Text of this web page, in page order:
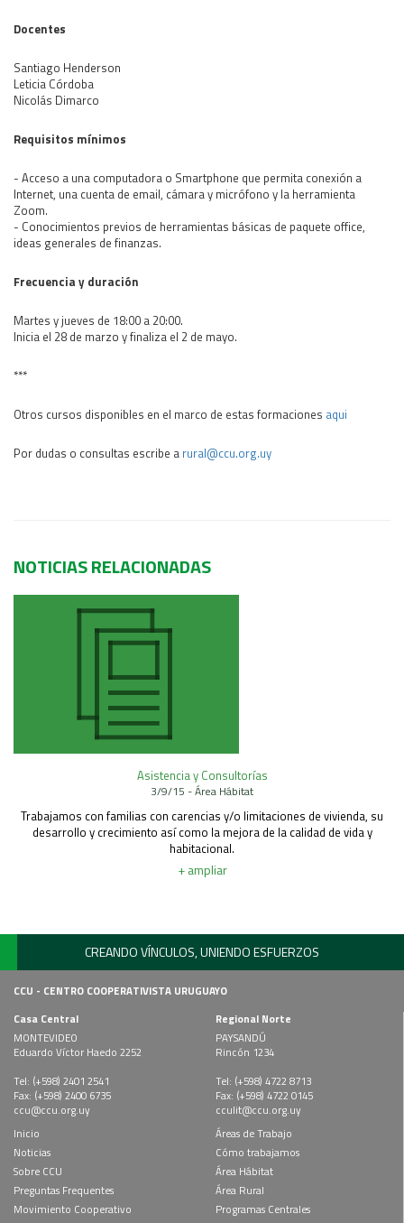
Docentes
Santiago Henderson
Leticia Córdoba
Nicolás Dimarco
Requisitos mínimos
- Acceso a una computadora o Smartphone que permita conexión a
Internet, una cuenta de email, cámara y micrófono y la herramienta
Zoom.
- Conocimientos previos de herramientas básicas de paquete office,
ideas generales de finanzas.
Frecuencia y duración
Martes y jueves de 18:00 a 20:00.
Inicia el 28 de marzo y finaliza el 2 de mayo.
***
Otros cursos disponibles en el marco de estas formaciones aqui
Por dudas o consultas escribe a rural@ccu.org.uy
NOTICIAS RELACIONADAS
Asistencia y Consultorías
3/9/15 - Área Hábitat
Trabajamos con familias con carencias y/o limitaciones de vivienda, su
desarrollo y crecimiento así como la mejora de la calidad de vida y
habitacional.
+ ampliar
CREANDO VÍNCULOS, UNIENDO ESFUERZOS
CCU - CENTRO COOPERATIVISTA URUGUAYO
Casa Central
MONTEVIDEO
Eduardo Víctor Haedo 2252
Tel: (+598) 2401 2541
Fax: (+598) 2400 6735
ccu@ccu.org.uy
Regional Norte
PAYSANDÚ
Rincón 1234
Tel: (+598) 4722 8713
Fax: (+598) 4722 0145
cculit@ccu.org.uy
Inicio
Noticias
Sobre CCU
Preguntas Frequentes
Movimiento Cooperativo
Áreas de Trabajo
Cómo trabajamos
Área Hábitat
Área Rural
Programas Centrales